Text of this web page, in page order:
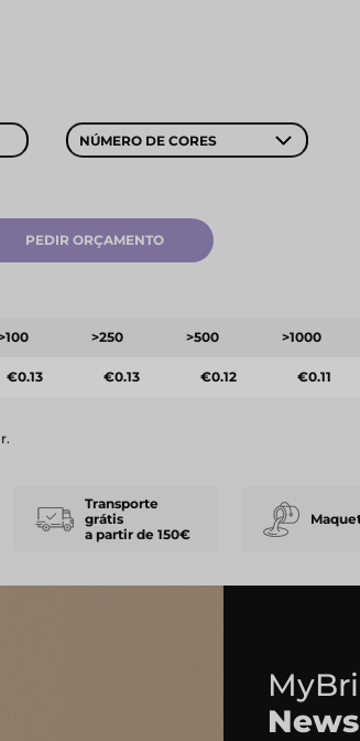
NÚMERO DE CORES
PEDIR ORÇAMENTO
>250 >500 >1000
€0.13 €0.13 €0.12 €0.11
Transporte
grátis
a partir de 150€